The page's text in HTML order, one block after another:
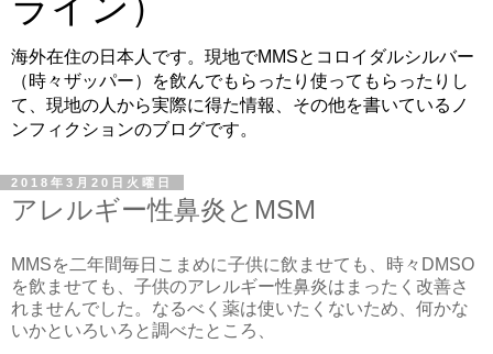
海外在住の日本人です。現地でMMSとコロイダルシルバー
（時々ザッパー）を飲んでもらったり使ってもらったりし
て、現地の人から実際に得た情報、その他を書いているノ
ンフィクションのブログです。
2018年3月20日火曜日
アレルギー性鼻炎とMSM
MMSを二年間毎日こまめに子供に飲ませても、時々DMSO
を飲ませても、子供のアレルギー性鼻炎はまったく改善さ
れませんでした。なるべく薬は使いたくないため、何かな
いかといろいろと調べたところ、